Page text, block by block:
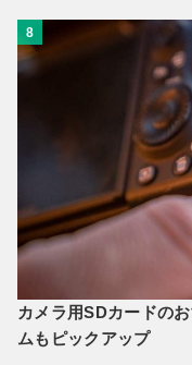
8
カメラ用SDカードの
ムもピックアップ